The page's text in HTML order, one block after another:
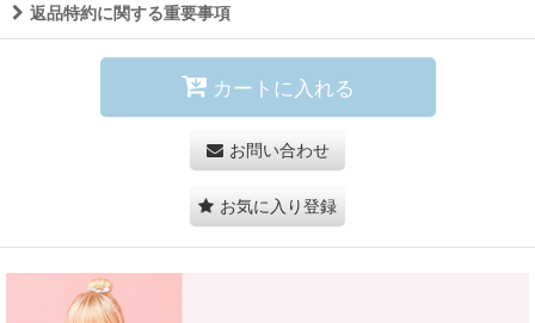
返品特約に関する重要事項
カートに入れる
お問い合わせ
お気に入り登録